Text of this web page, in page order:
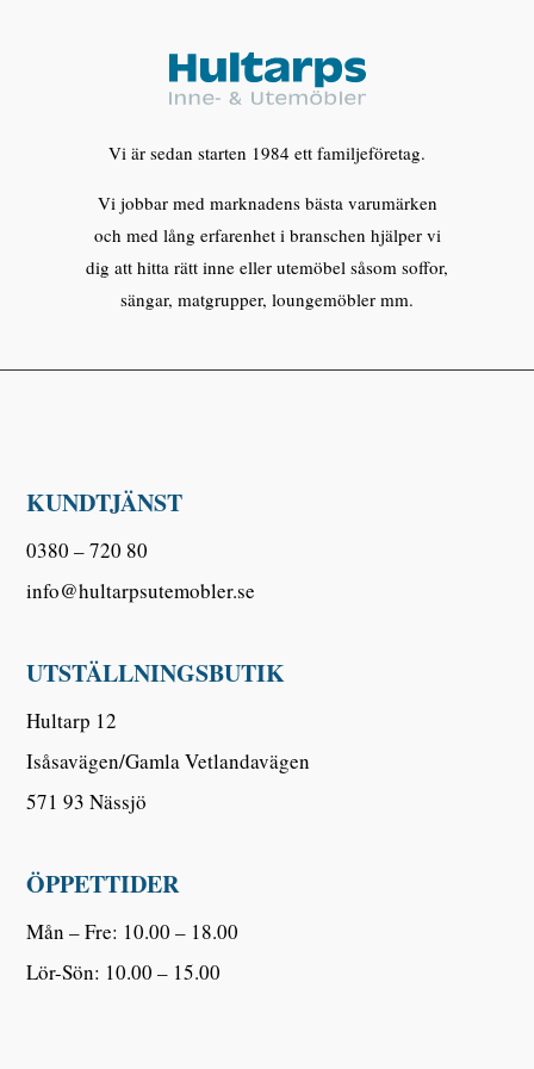
Vi är sedan starten 1984 ett familjeföretag.
Vi jobbar med marknadens bästa varumärken
och med lång erfarenhet i branschen hjälper vi
dig att hitta rätt inne eller utemöbel såsom soffor,
sängar, matgrupper, loungemöbler mm.
KUNDTJÄNST
0380 – 720 80
info@hultarpsutemobler.se
UTSTÄLLNINGSBUTIK
Hultarp 12
Isåsavägen/Gamla Vetlandavägen
571 93 Nässjö
ÖPPETTIDER
Mån – Fre: 10.00 – 18.00
Lör-Sön: 10.00 – 15.00